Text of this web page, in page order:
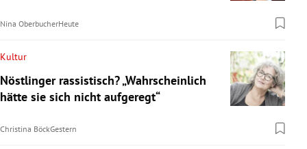
Nina OberbucherHeute
Kultur
Nöstlinger rassistisch? „Wahrscheinlich
hätte sie sich nicht aufgeregt“
Christina BöckGestern